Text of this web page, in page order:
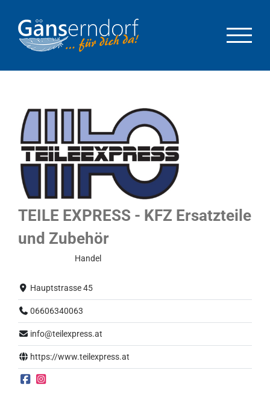
springen
TEILE EXPRESS - KFZ Ersatzteile
und Zubehör
Handel
Hauptstrasse 45
06606340063
info@teilexpress.at
https://www.teilexpress.at